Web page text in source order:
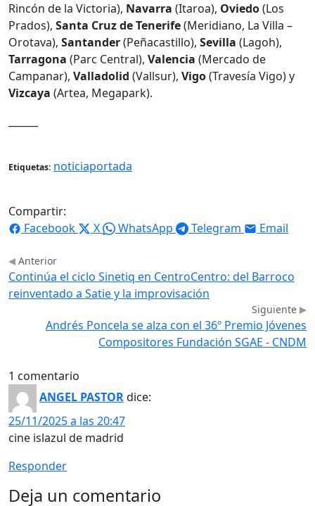
Rincón de la Victoria), Navarra (Itaroa), Oviedo(Los
Prados), Santa Cruz de Tenerife(Meridiano, La Villa –
Orotava), Santander(Peñacastillo), Sevilla (Lagoh),
Tarragona (Parc Central), Valencia (Mercado de
Campanar), Valladolid (Vallsur), Vigo(Travesía Vigo) y
Vizcaya (Artea, Megapark).
Etiquetas: noticiaportada
Compartir:
Facebook
X WhatsApp Telegram Email
Anterior
Continúa el ciclo Sinetiq en CentroCentro: del Barroco
reinventado a Satie y la improvisación
Siguiente
Andrés Poncela se alza con el 36º Premio Jóvenes
Compositores Fundación SGAE - CNDM
1 comentario
ANGEL PASTORdice:
25/11/2025 a las 20:47
cine islazul de madrid
Responder
Deja un comentario